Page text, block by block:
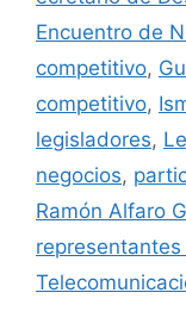
Encuentro de
competitivo,
competitivo,
legisladores,
negocios,
Ramón Alfaro